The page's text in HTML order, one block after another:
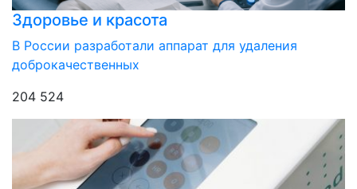
Здоровье и красота
В России разработали аппарат для удаления
доброкачественных
204 524